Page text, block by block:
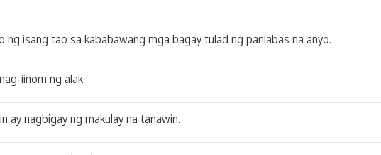
isang tao sa kababawang mga bagay tulad ng panlabas na anyo.
iinom ng alak.
ay nagbigay ng makulay na tanawin.